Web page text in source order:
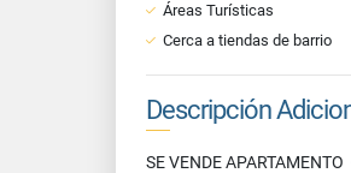
Áreas Turísticas
Cerca a tiendas de barrio
Descripción
SE VENDE